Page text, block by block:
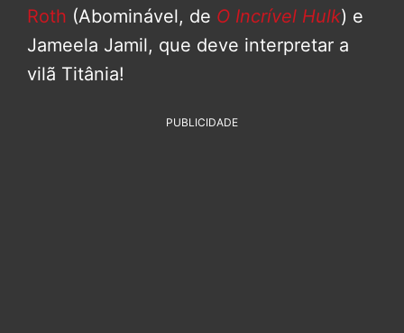
Roth (Abominável, de O Incrível Hulk) e
Jameela Jamil, que deve interpretar a
vilã Titânia!
PUBLICIDADE